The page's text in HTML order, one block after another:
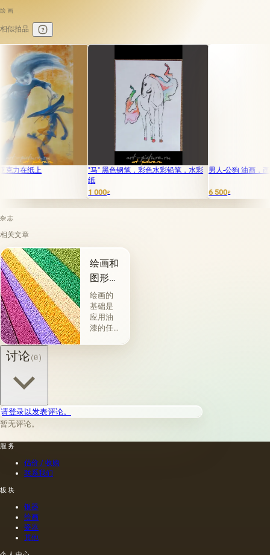
绘画
相似拍品
纸上
"马" 黑色钢笔，彩色水彩铅笔，水彩
男人-公狗 油画，画布
杂志
相关文章
绘画和
图形材
料
绘画的
基础是
应用油
漆的任
织物，
讨论(0)
请登录以发表评论。
暂无评论。
服务
估价 / 收购
联系我们
板块
银器
绘画
瓷器
其他